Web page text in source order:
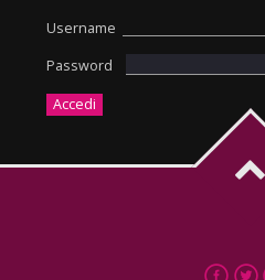
Username
Password